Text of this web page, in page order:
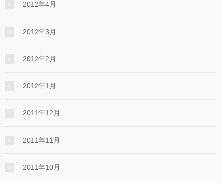
2012年4月
2012年3月
2012年2月
2012年1月
2011年12月
2011年11月
2011年10月